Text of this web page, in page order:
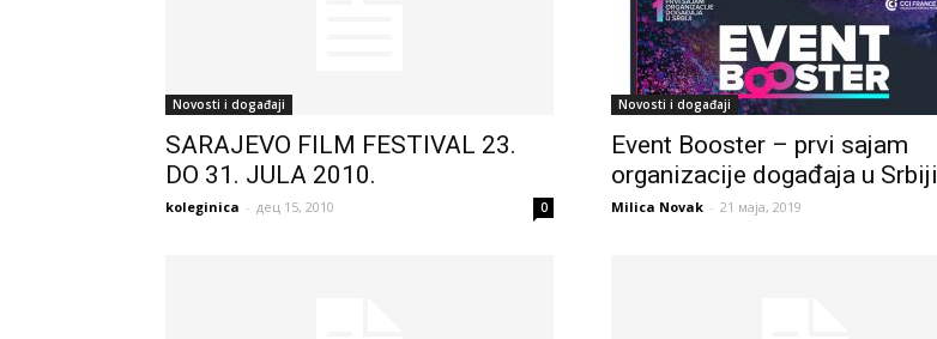
Novosti i događaji
SARAJEVO FILM FESTIVAL 23.
DO 31. JULA 2010.
koleginica - дец 15, 2010 0
Novosti i događaji
Event Booster – prvi sajam
organizacije događaja u Srbiji
Milica Novak - 21 маја, 2019